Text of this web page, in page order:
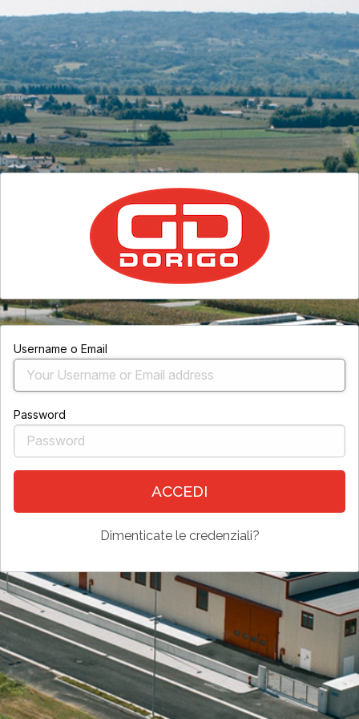
Username o Email
Password
ACCEDI
Dimenticate le credenziali?